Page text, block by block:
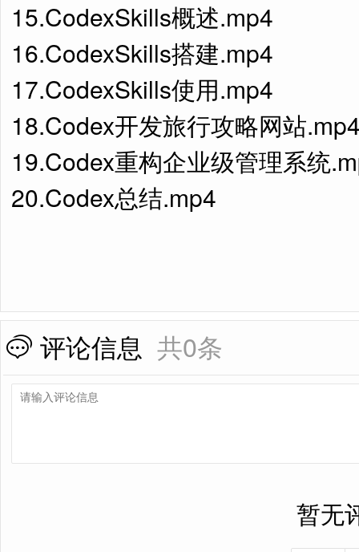
15.CodexSkills概述.mp4
16.CodexSkills搭建.mp4
17.CodexSkills使用.mp4
18.Codex开发旅行攻略网站
19.Codex重构企业级管理系统
20.Codex总结.mp4
评论信息 共0条
暂无